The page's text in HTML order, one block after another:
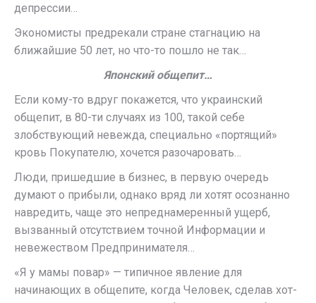
депрессии…
Экономисты предрекали стране стагнацию на
ближайшие 50 лет, но что-то пошло не так…
Японский общепит…
Если кому-то вдруг покажется, что украинский
общепит, в 80-ти случаях из 100, такой себе
злобствующий невежда, специально «портящий»
кровь Покупателю, хочется разочаровать…
Люди, пришедшие в бизнес, в первую очередь
думают о прибыли, однако вряд ли хотят осознанно
навредить, чаще это непреднамеренный ущерб,
вызванный отсутствием точной Информации и
невежеством Предпринимателя…
«Я у мамы повар» — типичное явление для
начинающих в общепите, когда Человек, сделав хот-